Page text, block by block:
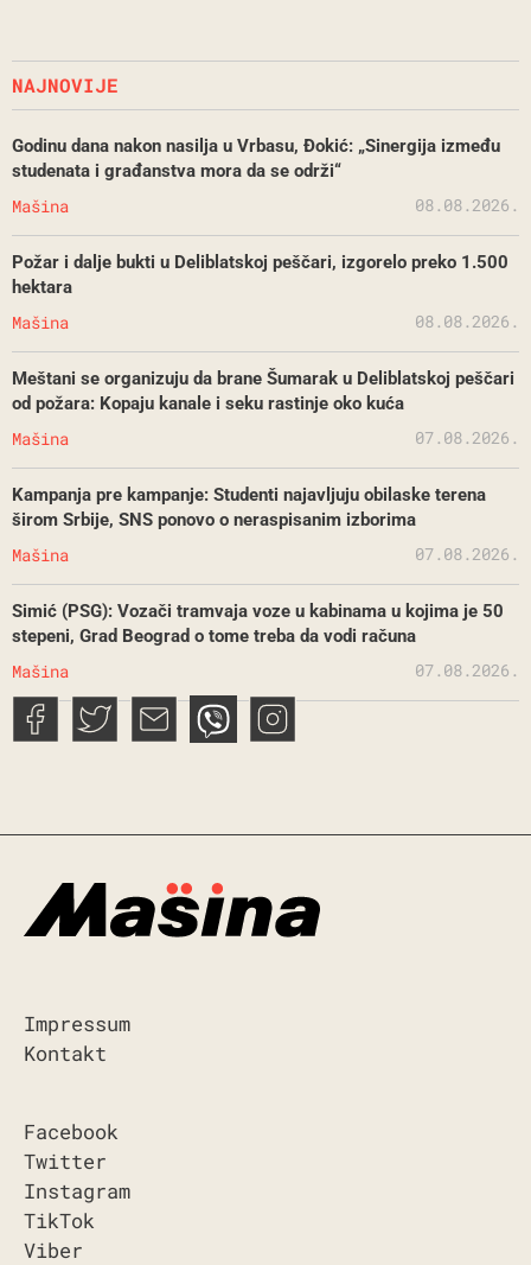
NAJNOVIJE
Godinu dana nakon nasilja u Vrbasu, Đokić: „Sinergija između
studenata i građanstva mora da se održi“
Mašina 08.08.2026.
Požar i dalje bukti u Deliblatskoj peščari, izgorelo preko 1.500
hektara
Mašina 08.08.2026.
Meštani se organizuju da brane Šumarak u Deliblatskoj peščari
od požara: Kopaju kanale i seku rastinje oko kuća
Mašina 07.08.2026.
Kampanja pre kampanje: Studenti najavljuju obilaske terena
širom Srbije, SNS ponovo o neraspisanim izborima
Mašina 07.08.2026.
Simić (PSG): Vozači tramvaja voze u kabinama u kojima je 50
stepeni, Grad Beograd o tome treba da vodi računa
Mašina 07.08.2026.
Impressum
Kontakt
Facebook
Twitter
Instagram
TikTok
Viber